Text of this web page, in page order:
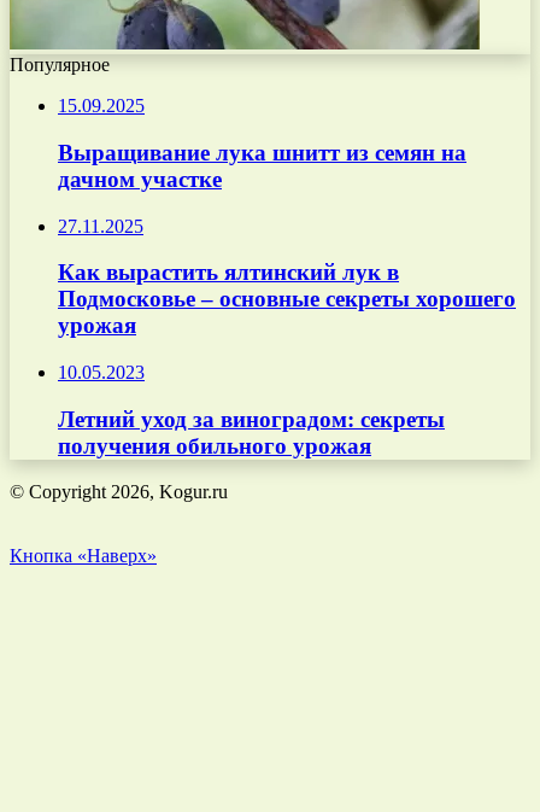
Популярное
15.09.2025
Выращивание лука шнитт из семян на
дачном участке
27.11.2025
Как вырастить ялтинский лук в
Подмосковье – основные секреты хорошего
урожая
10.05.2023
Летний уход за виноградом: секреты
получения обильного урожая
© Copyright 2026, Kogur.ru
Кнопка «Наверх»